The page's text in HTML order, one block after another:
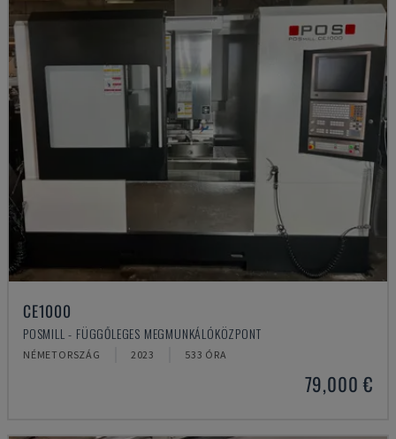
CE1000
POSMILL - FÜGGŐLEGES MEGMUNKÁLÓKÖZPONT
NÉMETORSZÁG 2023 533 ÓRA
79,000 €